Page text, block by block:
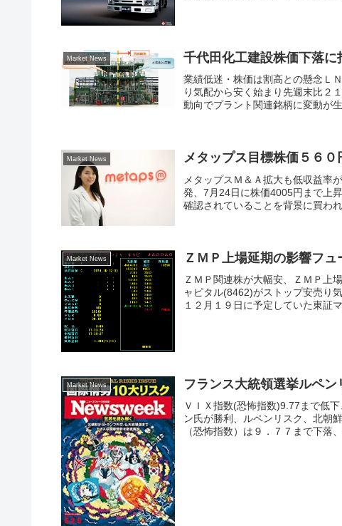
Market News 千代田化工建設株価下落
業績低迷・株価は割高との懸念Ｌ
り気配から安く始まり先週末比２
動向でプラント関連銘柄に変動が
Market News メタップス目標株価５６
メタップスＭ＆Ａ拡大も低収益率
発、7月24日に株価4005円まで上
確認されていることを背景に買わ
Market News ＺＭＰ上場延期の影響フ
ＺＭＰ関連株が大幅安、ＺＭＰ上
ャピタル(8462)がストップ安売り
１２月１９日に予定していた東証
Market News フランス大統領選挙ルペ
ＶＩＸ指数(恐怖指数)9.77まで低
ン氏が勝利、ルペンリスク、北朝
（恐怖指数）は９．７７まで下落